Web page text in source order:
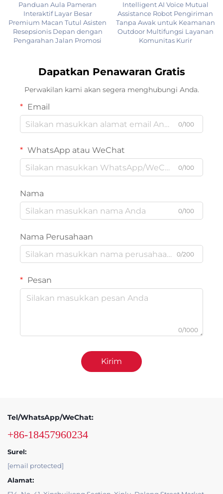
Panduan Aula Pameran
Interaktif Layar Besar
Premium Macan Tutul Asisten
Resepsionis Depan dengan
Pengarahan Jalan Promosi
Intelligent AI Voice Mutual
Assistance Robot Pengiriman
Tanpa Awak untuk Keamanan
Outdoor Multifungsi Layanan
Komunitas Kurir
Dapatkan Penawaran Gratis
Perwakilan kami akan segera menghubungi Anda.
Email
0/100
WhatsApp atau WeChat
0/100
Nama
0/100
Nama Perusahaan
0/200
Pesan
0/1000
Kirim
Tel/WhatsApp/WeChat:
+86-18457960234
Surel:
[email protected]
Alamat: